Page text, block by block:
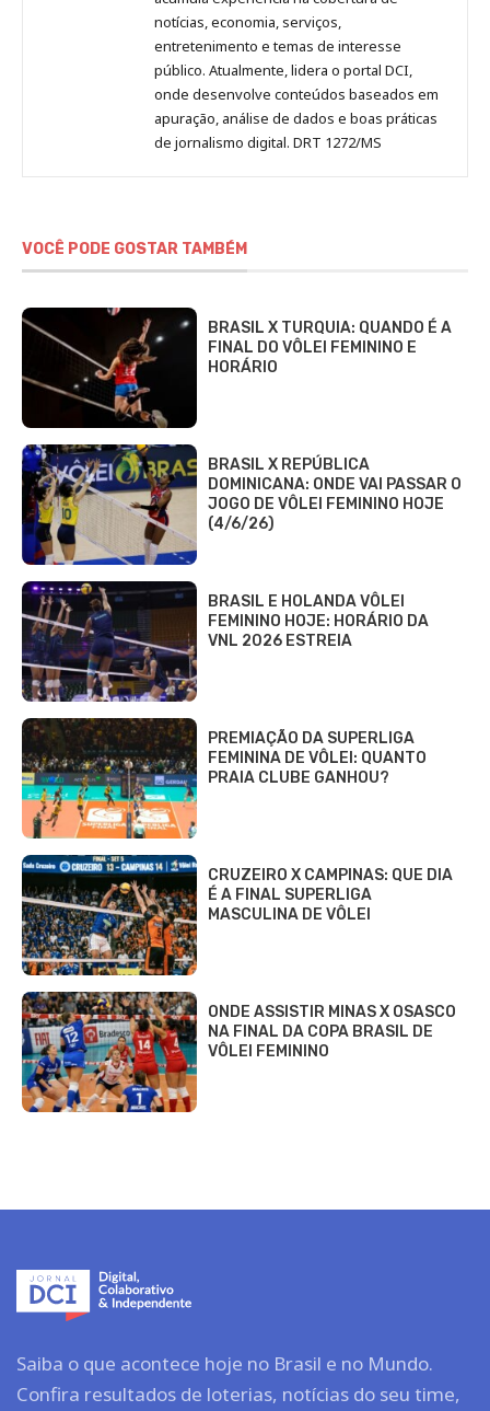
notícias, economia, serviços,
entretenimento e temas de interesse
público. Atualmente, lidera o portal DCI,
onde desenvolve conteúdos baseados em
apuração, análise de dados e boas práticas
de jornalismo digital. DRT 1272/MS
VOCÊ PODE GOSTAR TAMBÉM
BRASIL X TURQUIA: QUANDO É A
FINAL DO VÔLEI FEMININO E
HORÁRIO
BRASIL X REPÚBLICA
DOMINICANA: ONDE VAI PASSAR O
JOGO DE VÔLEI FEMININO HOJE
(4/6/26)
BRASIL E HOLANDA VÔLEI
FEMININO HOJE: HORÁRIO DA
VNL 2026 ESTREIA
PREMIAÇÃO DA SUPERLIGA
FEMININA DE VÔLEI: QUANTO
PRAIA CLUBE GANHOU?
CRUZEIRO X CAMPINAS: QUE DIA
É A FINAL SUPERLIGA
MASCULINA DE VÔLEI
ONDE ASSISTIR MINAS X OSASCO
NA FINAL DA COPA BRASIL DE
VÔLEI FEMININO
Saiba o que acontece hoje no Brasil e no Mundo.
Confira resultados de loterias, notícias do seu time,